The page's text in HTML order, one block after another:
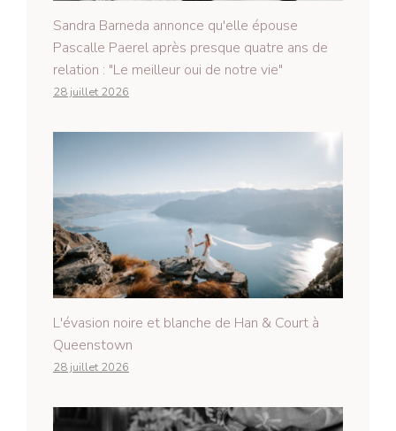
Sandra Barneda annonce qu'elle épouse
Pascalle Paerel après presque quatre ans de
relation : "Le meilleur oui de notre vie"
28 juillet 2026
L'évasion noire et blanche de Han & Court à
Queenstown
28 juillet 2026